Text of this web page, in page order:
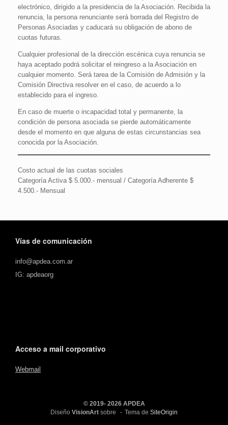
electrónico, dirigido a la presidencia de la Asociación. Recibida la
renuncia, la persona renunciante será borrada del Registro de
Personas Asociadas y caducará su obligación de abono de
cuotas futuras.
Cualquier profesional de la dirección escénica cuya renuncia se
haya aceptado podrá solicitar el reingreso a la Asociación en
cualquier momento. Será tarea de la Comisión de Admisión y la
Comisión Directiva resolver en el caso, de acuerdo a lo
establecido para el ingreso.
En caso de muerte o incapacidad total y permanente, la
condición de persona asociada se pierde automáticamente
desde el momento en que alguna de estas circunstancias sea
conocida por la Asociación.
Costo actual de las cuotas sociales
Categoría Activa $ 5.000.- mensual / Categoría Adherente $
4.500.- Mensual
Vías de comunicación
info@apdea.com.ar
IG: apdeaorg
Acceso a mail corporativo
Webmail
© 2019- 2026 APDEA
Diseño VisionArt sobre Tema de SiteOrigin